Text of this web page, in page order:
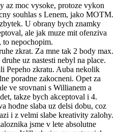
az moc vysoke, protoze vykon
souhlas s Lenem, jako MOTM.
U obrany bych znamky
ale jak muze mit ofenziva
to nepochopim.
zkrat. Za mne tak 2 body max.
uz nastesti nebyl na place.
Pepeho zkratu. Auba nekolik
poradne zakocneni. Opet za
ve srovnani s Willianem a
takze bych akceptoval i 4.
hodne slaba uz delsi dobu, coz
i z velmi slabe kreativity zalohy.
jsme v lete absolutne